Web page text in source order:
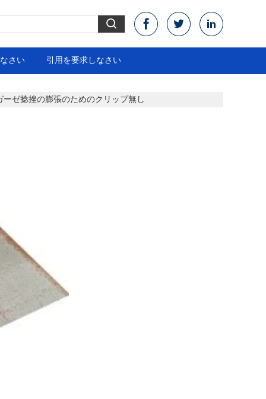
さい 引用を要求しなさい
ゼ捻挫の膨張のためのクリップ無し